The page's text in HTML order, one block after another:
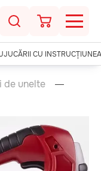
JUCĂRII CU
de unelte